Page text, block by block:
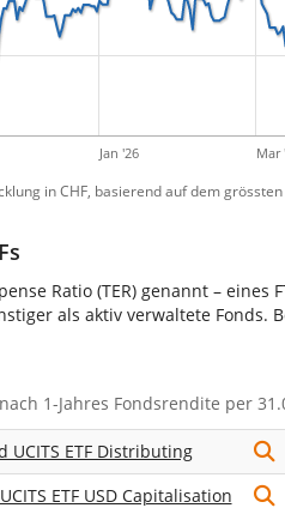
Jan '26 Mar
in CHF, basierend auf dem grössten
Ratio (TER) genannt – eines
als aktiv verwaltete
nach 1-Jahres Fondsrendite per
UCITS ETF Distributing
ETF USD Capitalisation